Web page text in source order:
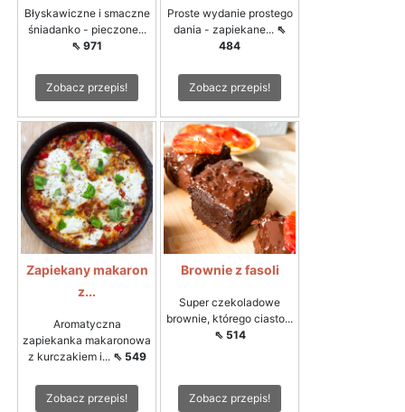
Błyskawiczne i smaczne
śniadanko - pieczone...
⇖ 971
Zobacz przepis!
Proste wydanie prostego
dania - zapiekane... ⇖
484
Zobacz przepis!
Zapiekany makaron
z...
Aromatyczna
zapiekanka makaronowa
z kurczakiem i... ⇖ 549
Zobacz przepis!
Brownie z fasoli
Super czekoladowe
brownie, którego ciasto...
⇖ 514
Zobacz przepis!